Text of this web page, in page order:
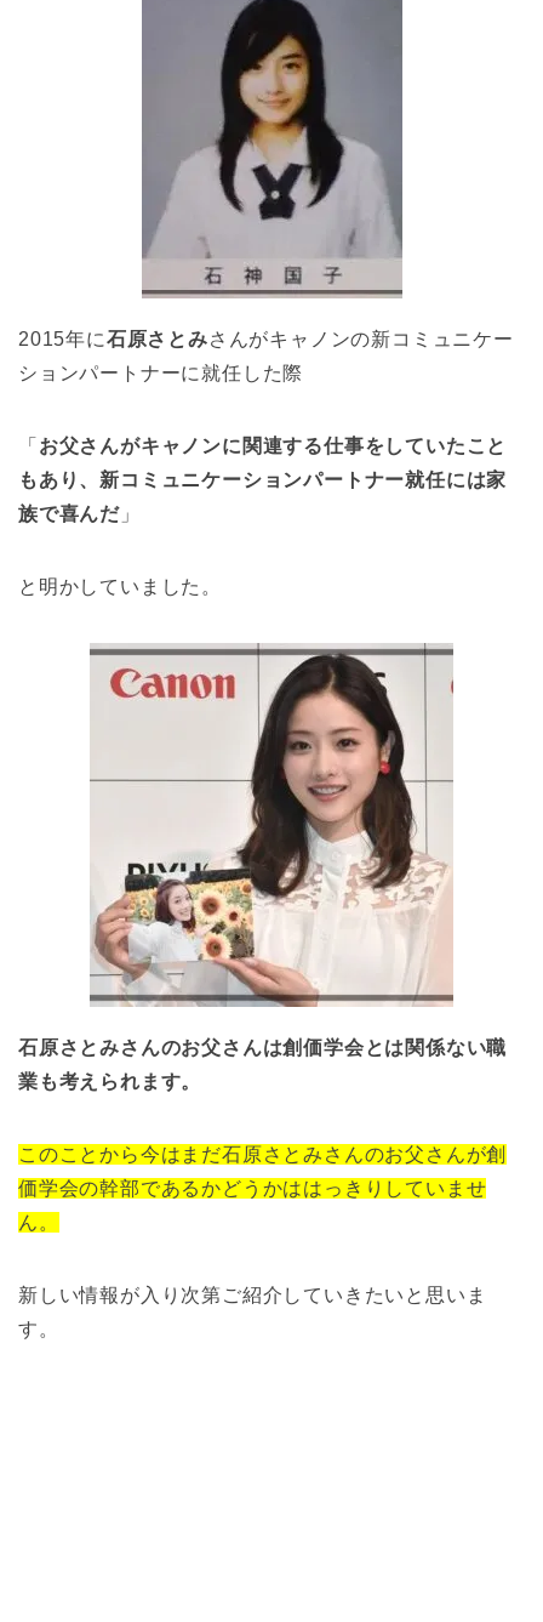
2015年に石原さとみさんがキャノンの新コミュニケー
ションパートナーに就任した際
「 お父さんがキャノンに関連する仕事をしていたこと
もあり、新コミュニケーションパートナー就任には家
族で喜んだ 」
と明かしていました。
石原さとみさんのお父さんは創価学会とは関係ない職
業も考えられます。
このことから今はまだ石原さとみさんのお父さんが創
価学会の幹部であるかどうかははっきりしていませ
ん。
新しい情報が入り次第ご紹介していきたいと思いま
す。